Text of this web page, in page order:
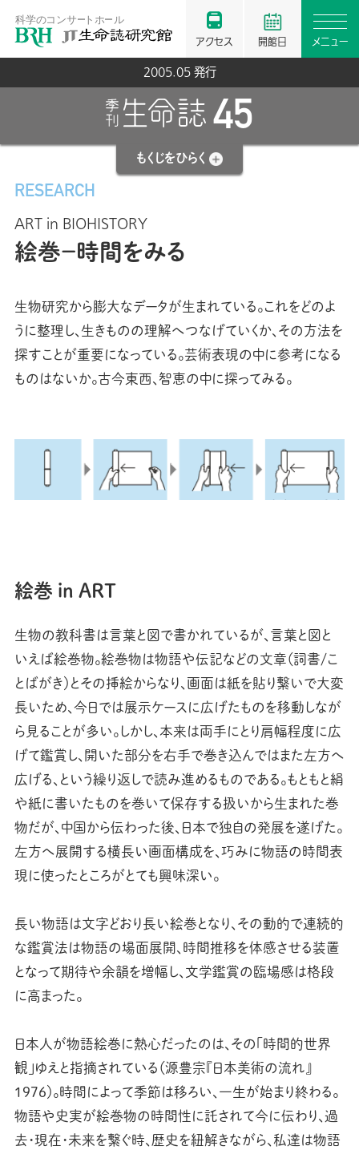
開館日 メニュー
アクセス
2005.05 発行
もくじをひらく
45
RESEARCH
ART in BIOHISTORY
絵巻－時間をみる
生物研究から膨大なデータが生まれている。これをどのよ
うに整理し、生きものの理解へつなげていくか、その方法を
探すことが重要になっている。芸術表現の中に参考になる
ものはないか。古今東西、智恵の中に探ってみる。
絵巻 in ART
生物の教科書は言葉と図で書かれているが、言葉と図と
いえば絵巻物。絵巻物は物語や伝記などの文章（詞書/こ
とばがき）とその挿絵からなり、画面は紙を貼り繋いで大変
長いため、今日では展示ケースに広げたものを移動しなが
ら見ることが多い。しかし、本来は両手にとり肩幅程度に広
げて鑑賞し、開いた部分を右手で巻き込んではまた左方へ
広げる、という繰り返しで読み進めるものである。もともと絹
や紙に書いたものを巻いて保存する扱いから生まれた巻
物だが、中国から伝わった後、日本で独自の発展を遂げた。
左方へ展開する横長い画面構成を、巧みに物語の時間表
現に使ったところがとても興味深い。
長い物語は文字どおり長い絵巻となり、その動的で連続的
な鑑賞法は物語の場面展開、時間推移を体感させる装置
となって期待や余韻を増幅し、文学鑑賞の臨場感は格段
に高まった。
日本人が物語絵巻に熱心だったのは、その「時間的世界
観」ゆえと指摘されている（源豊宗『日本美術の流れ』
1976）。時間によって季節は移ろい、一生が始まり終わる。
物語や史実が絵巻物の時間性に託されて今に伝わり、過
去・現在・未来を繋ぐ時、歴史を紐解きながら、私達は物語